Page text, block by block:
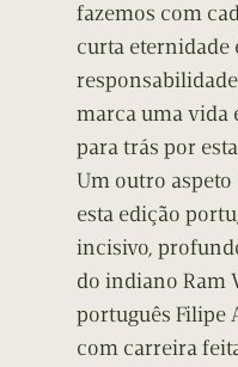
fazemos com
curta eternidade
marca uma vida
para trás por
Um outro
esta edição
incisivo,
do indiano Ram
português Filipe
com carreira